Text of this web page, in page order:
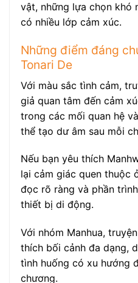
vật, những lựa chọn khó
có nhiều lớp cảm xúc.
Những điểm đáng
Tonari De
Với màu sắc tình cảm,
giả quan tâm đến cảm
trong các mối quan hệ
thể tạo dư âm sau mỗi
Nếu bạn yêu thích
lại cảm giác quen thuộc
đọc rõ ràng và phần
thiết bị di động.
Với nhóm Manhua,
thích bối cảnh đa dạng,
tình huống có xu hướng
chương.